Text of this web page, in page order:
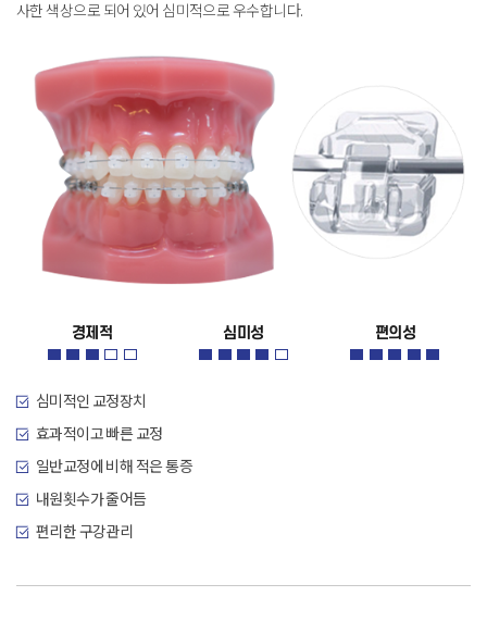
사한 색상으로 되어 있어 심미적으로 우수합니다.
경제적 심미성 편의성
심미적인 교정장치
효과적이고 빠른 교정
일반교정에 비해 적은 통증
내원횟수가 줄어듬
편리한 구강관리